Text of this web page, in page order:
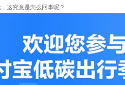
这究竟是怎么回事呢？